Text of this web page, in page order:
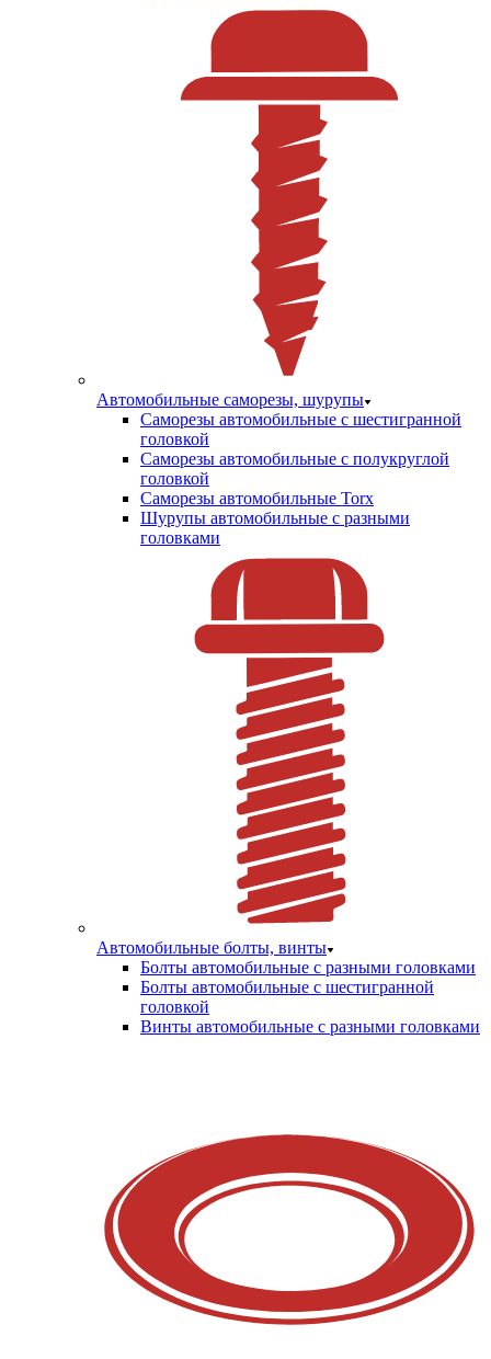
Автомобильные саморезы, шурупы
Саморезы автомобильные с шестигранной
головкой
Саморезы автомобильные с полукруглой
головкой
Саморезы автомобильные Torx
Шурупы автомобильные с разными
головками
Автомобильные болты, винты
Болты автомобильные с разными головками
Болты автомобильные с шестигранной
головкой
Винты автомобильные с разными головками